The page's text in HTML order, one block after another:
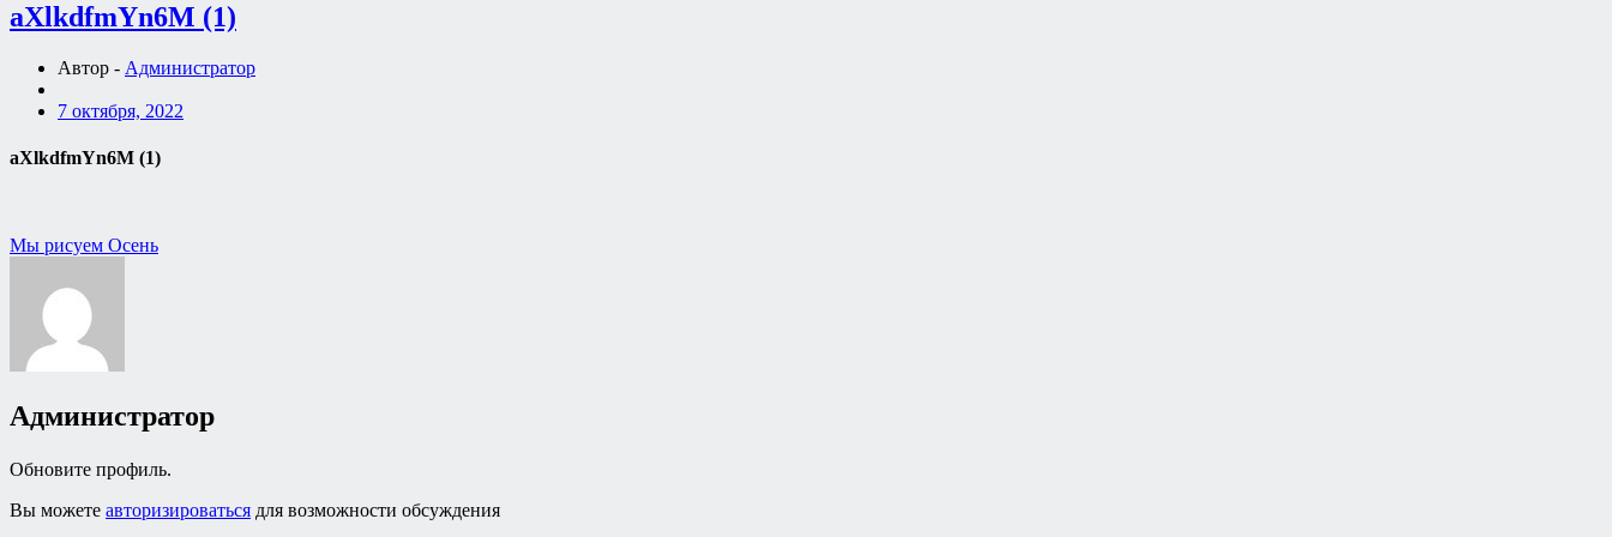
aXlkdfmYn6M (1)
Автор - Администратор
7 октября, 2022
aXlkdfmYn6M (1)
Навигация
записям
Мы рисуем Осень
Администратор
Обновите профиль.
Вы можете авторизироваться для возможности обсуждения